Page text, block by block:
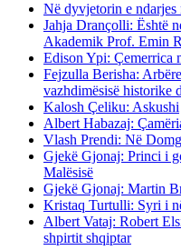
Në dyvjetorin e ndarjes
Jahja Drançolli: Është
Akademik Prof. Emin
Edison Ypi: Çemerrica
Fejzulla Berisha:
vazhdimësisë historike
Kalosh Çeliku: Askushi
Albert Habazaj:
Vlash Prendi: Në
Gjekë Gjonaj: Princi i
Malësisë
Gjekë Gjonaj: Martin
Kristaq Turtulli: Syri i
Albert Vataj: Robert
shpirtit shqiptar